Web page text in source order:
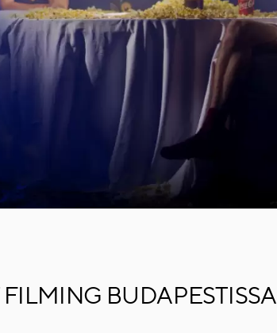
BUDAPESTISSA